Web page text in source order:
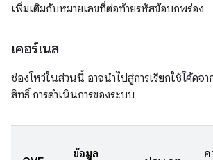
เพิ่มเติมกับหมายเลขที่ต่อท้ายรหัสข้อบกพร่อง
เคอร์เนล
ช่องโหว่ในส่วนนี้ อาจนำไปสู่การเรียกใช้โค้ดจ
สิทธิ์ การดำเนินการของระบบ
ข้อมูล
ค